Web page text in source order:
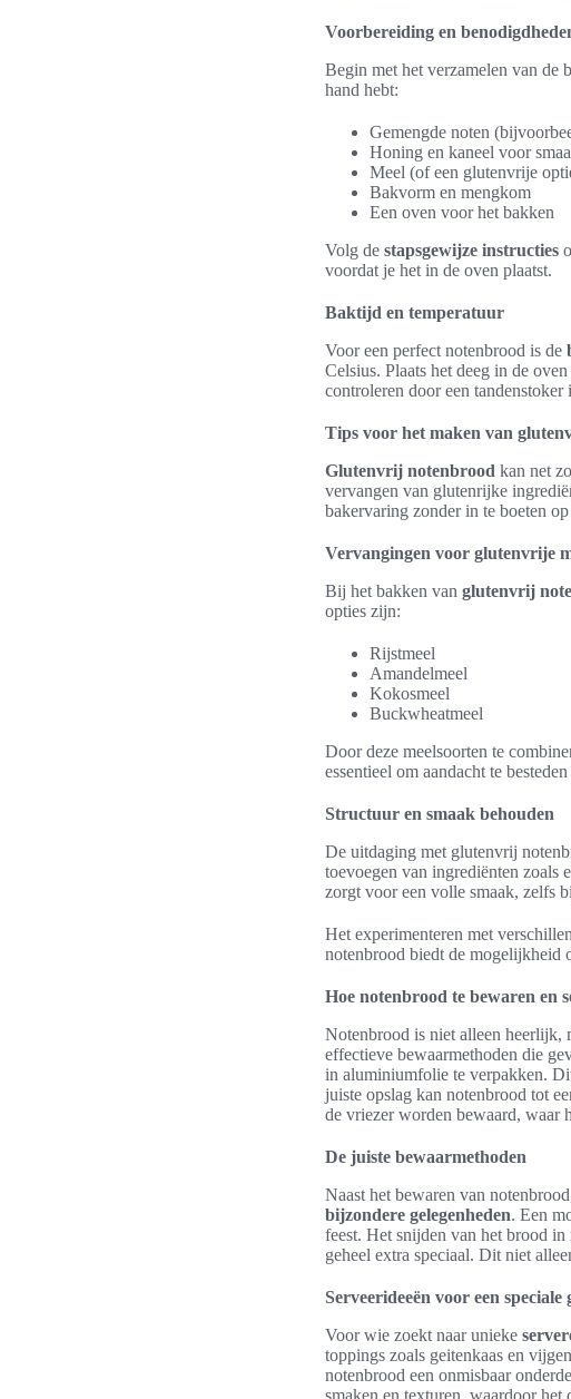
Voorbereiding en
Begin met het verzamelen van de
hand hebt:
Gemengde noten
Honing en kaneel voor
Meel (of een glutenvrije
Bakvorm en mengkom
Een oven voor het bakken
Volg de stapsgewijze instructies
voordat je het in de oven plaatst.
Baktijd en temperatuur
Voor een perfect notenbrood is de
Celsius. Plaats het deeg in de
controleren door een
Tips voor het maken van
Glutenvrij notenbrood kan net
vervangen van glutenrijke
bakervaring zonder in te boeten
Vervangingen voor glutenvrije
Bij het bakken van glutenvrij
opties zijn:
Rijstmeel
Amandelmeel
Kokosmeel
Buckwheatmeel
Door deze meelsoorten te
essentieel om aandacht te
Structuur en smaak behouden
De uitdaging met glutenvrij
toevoegen van ingrediënten zoals
zorgt voor een volle smaak, zelfs
Het experimenteren met
notenbrood biedt de mogelijkheid
Hoe notenbrood te bewaren en
Notenbrood is niet alleen heerlijk,
effectieve bewaarmethoden die
in aluminiumfolie te verpakken.
juiste opslag kan notenbrood tot
de vriezer worden bewaard, waar
De juiste bewaarmethoden
Naast het bewaren van
bijzondere gelegenheden. Een
feest. Het snijden van het brood
geheel extra speciaal. Dit niet
Serveerideeën voor een speciale
Voor wie zoekt naar unieke
toppings zoals geitenkaas en
notenbrood een onmisbaar
smaken en texturen, waardoor het